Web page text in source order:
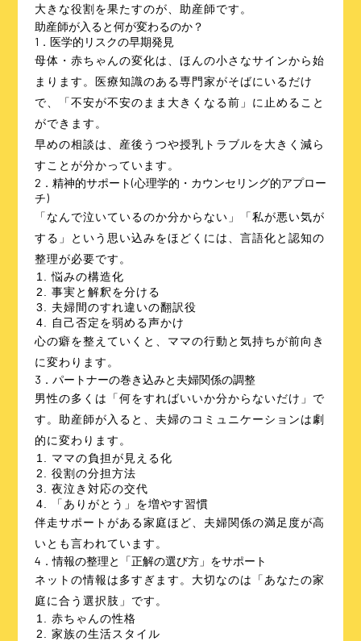
大きな役割を果たすのが、助産師です。
助産師が入ると何が変わるのか？
1．医学的リスクの早期発見
母体・赤ちゃんの変化は、ほんの小さなサインから始
まります。医療知識のある専門家がそばにいるだけ
で、「不安が不安のまま大きくなる前」に止めること
ができます。
早めの相談は、産後うつや授乳トラブルを大きく減ら
すことが分かっています。
2．精神的サポート(心理学的・カウンセリング的アプロー
チ)
「なんで泣いているのか分からない」「私が悪い気が
する」という思い込みをほどくには、言語化と認知の
整理が必要です。
悩みの構造化
事実と解釈を分ける
夫婦間のすれ違いの翻訳役
自己否定を弱める声かけ
心の癖を整えていくと、ママの行動と気持ちが前向き
に変わります。
3．パートナーの巻き込みと夫婦関係の調整
男性の多くは「何をすればいいか分からないだけ」で
す。助産師が入ると、夫婦のコミュニケーションは劇
的に変わります。
ママの負担が見える化
役割の分担方法
夜泣き対応の交代
「ありがとう」を増やす習慣
伴走サポートがある家庭ほど、夫婦関係の満足度が高
いとも言われています。
4．情報の整理と「正解の選び方」をサポート
ネットの情報は多すぎます。大切なのは「あなたの家
庭に合う選択肢」です。
赤ちゃんの性格
家族の生活スタイル